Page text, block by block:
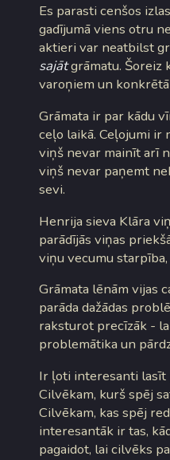
Es parasti cenšos
gadījumā viens otru
aktieri var neatbilst
sajātgrāmatu. Šoreiz
varoņiem un
Grāmata ir par kādu
ceļo laikā. Ceļojumi ir
viņš nevar mainīt arī
viņš nevar paņemt
sevi.
Henrija sieva Klāra
parādījās viņas
viņu vecumu
Grāmata lēnām vijas
parāda dažādas
raksturot precīzāk -
problemātika un
Ir ļoti interesanti lasīt
Cilvēkam, kurš spēj
Cilvēkam, kas spēj
interesantāk ir tas,
pagaidot, lai cilvēks